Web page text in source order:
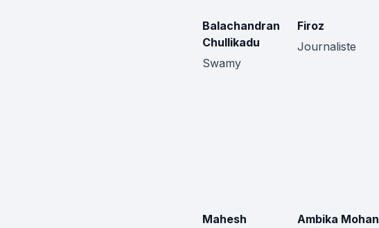
Balachandran
Chullikadu
Swamy
Firoz
Journaliste
Mahesh
Ambika Mohan